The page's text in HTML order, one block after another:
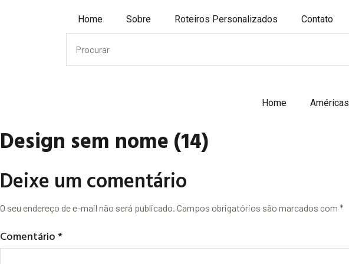
Home Sobre Roteiros Personalizados Contato
Home Américas
Design sem nome (14)
Deixe um comentário
O seu endereço de e-mail não será publicado. Campos obrigatórios são marcados com *
Comentário*